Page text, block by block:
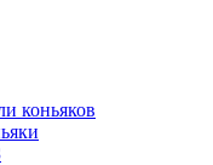
коньяков